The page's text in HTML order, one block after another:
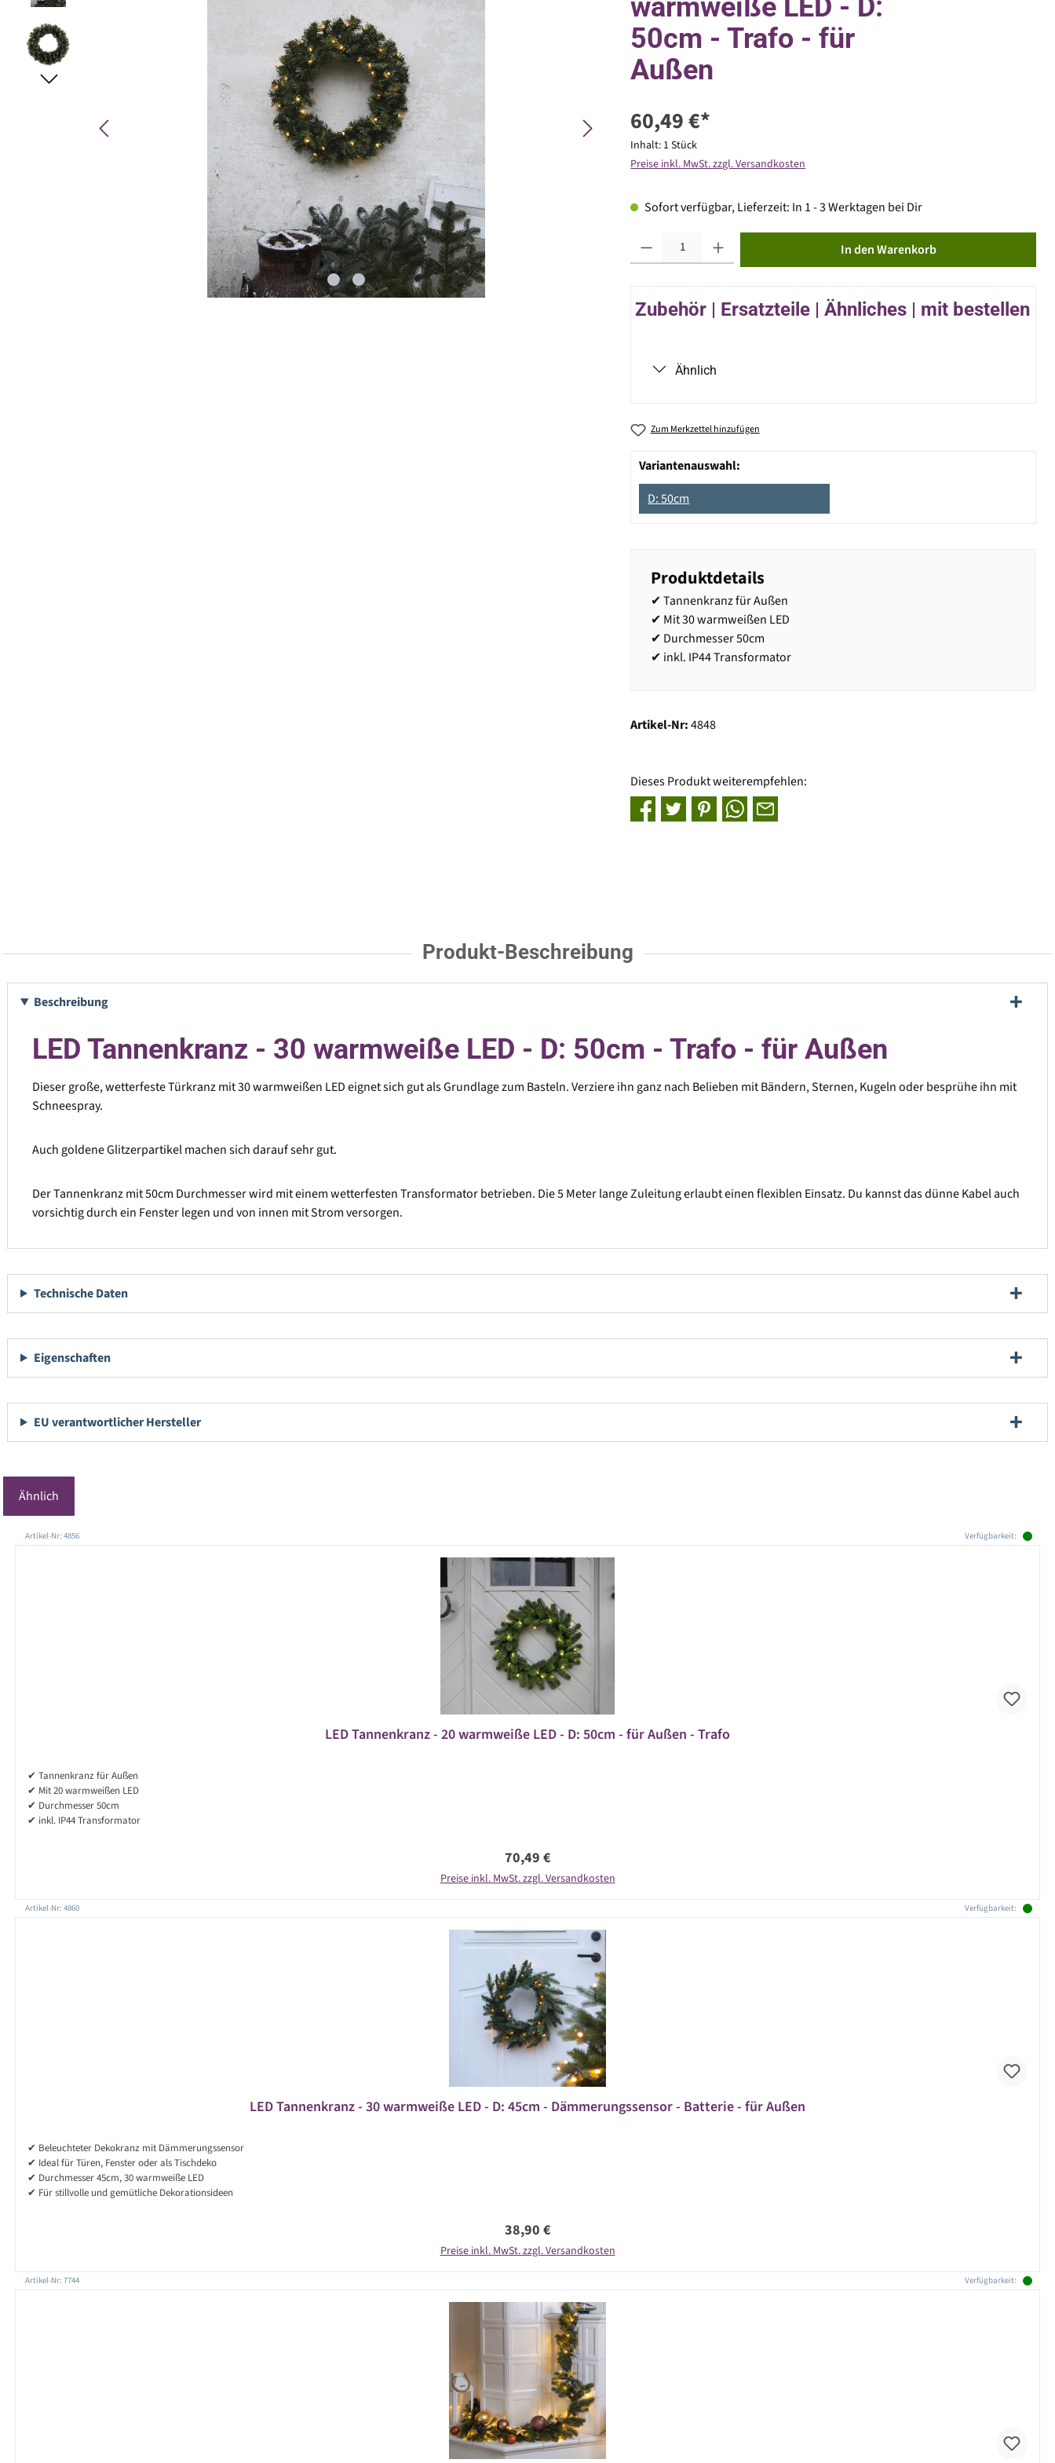
warmweiße LED - D:
50cm - Trafo - für
Außen
60,49 €*
Inhalt: 1 Stück
Preise inkl. MwSt. zzgl. Versandkosten
Sofort verfügbar, Lieferzeit: In 1 - 3 Werktagen bei Dir
In den Warenkorb
Zubehör | Ersatzteile | Ähnliches | mit bestellen
Ähnlich
Zum Merkzettel hinzufügen
Variantenauswahl:
D: 50cm
Produktdetails
✔ Tannenkranz für Außen
✔ Mit 30 warmweißen LED
✔ Durchmesser 50cm
✔ inkl. IP44 Transformator
Artikel-Nr:4848
Dieses Produkt weiterempfehlen:
Produkt-Beschreibung
Beschreibung
LED Tannenkranz - 30 warmweiße LED - D: 50cm - Trafo - für Außen
Dieser große, wetterfeste Türkranz mit 30 warmweißen LED eignet sich gut als Grundlage zum Basteln. Verziere ihn ganz nach Belieben mit Bändern, Sternen, Kugeln oder besprühe ihn mit
Schneespray.
Auch goldene Glitzerpartikel machen sich darauf sehr gut.
Der Tannenkranz mit 50cm Durchmesser wird mit einem wetterfesten Transformator betrieben. Die 5 Meter lange Zuleitung erlaubt einen flexiblen Einsatz. Du kannst das dünne Kabel auch
vorsichtig durch ein Fenster legen und von innen mit Strom versorgen.
Technische Daten
Eigenschaften
EU verantwortlicher Hersteller
Ähnlich
Produktgalerie überspringen
Artikel-Nr: 4856 Verfügbarkeit:
LED Tannenkranz - 20 warmweiße LED - D: 50cm - für Außen - Trafo
✔ Tannenkranz für Außen
✔ Mit 20 warmweißen LED
✔ Durchmesser 50cm
✔ inkl. IP44 Transformator
Regulärer Preis:
70,49 €
Preise inkl. MwSt. zzgl. Versandkosten
Artikel-Nr: 4860 Verfügbarkeit:
LED Tannenkranz - 30 warmweiße LED - D: 45cm - Dämmerungssensor - Batterie - für Außen
✔ Beleuchteter Dekokranz mit Dämmerungssensor
✔ Ideal für Türen, Fenster oder als Tischdeko
✔ Durchmesser 45cm, 30 warmweiße LED
✔ Für stillvolle und gemütliche Dekorationsideen
Regulärer Preis:
38,90 €
Preise inkl. MwSt. zzgl. Versandkosten
Artikel-Nr: 7744 Verfügbarkeit: